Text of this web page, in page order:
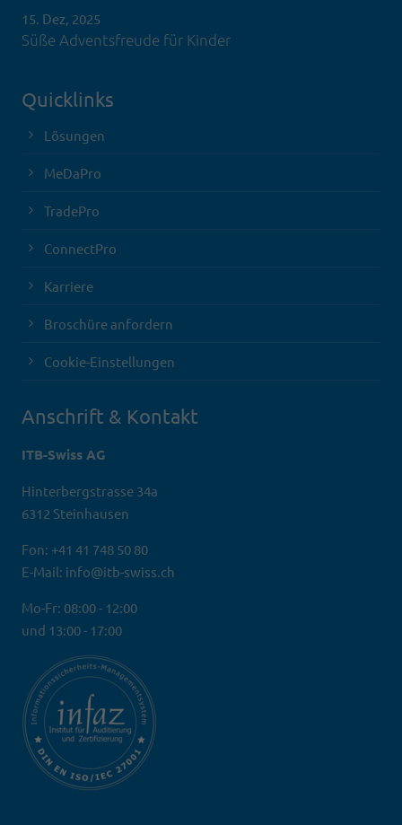
15. Dez, 2025
Süße Adventsfreude für Kinder
Quicklinks
Lösungen
MeDaPro
TradePro
ConnectPro
Karriere
Broschüre anfordern
Cookie-Einstellungen
Anschrift & Kontakt
ITB-Swiss AG
Hinterbergstrasse 34a
6312 Steinhausen
Fon: +41 41 748 50 80
E-Mail: info@itb-swiss.ch
Mo-Fr: 08:00 - 12:00
und 13:00 - 17:00